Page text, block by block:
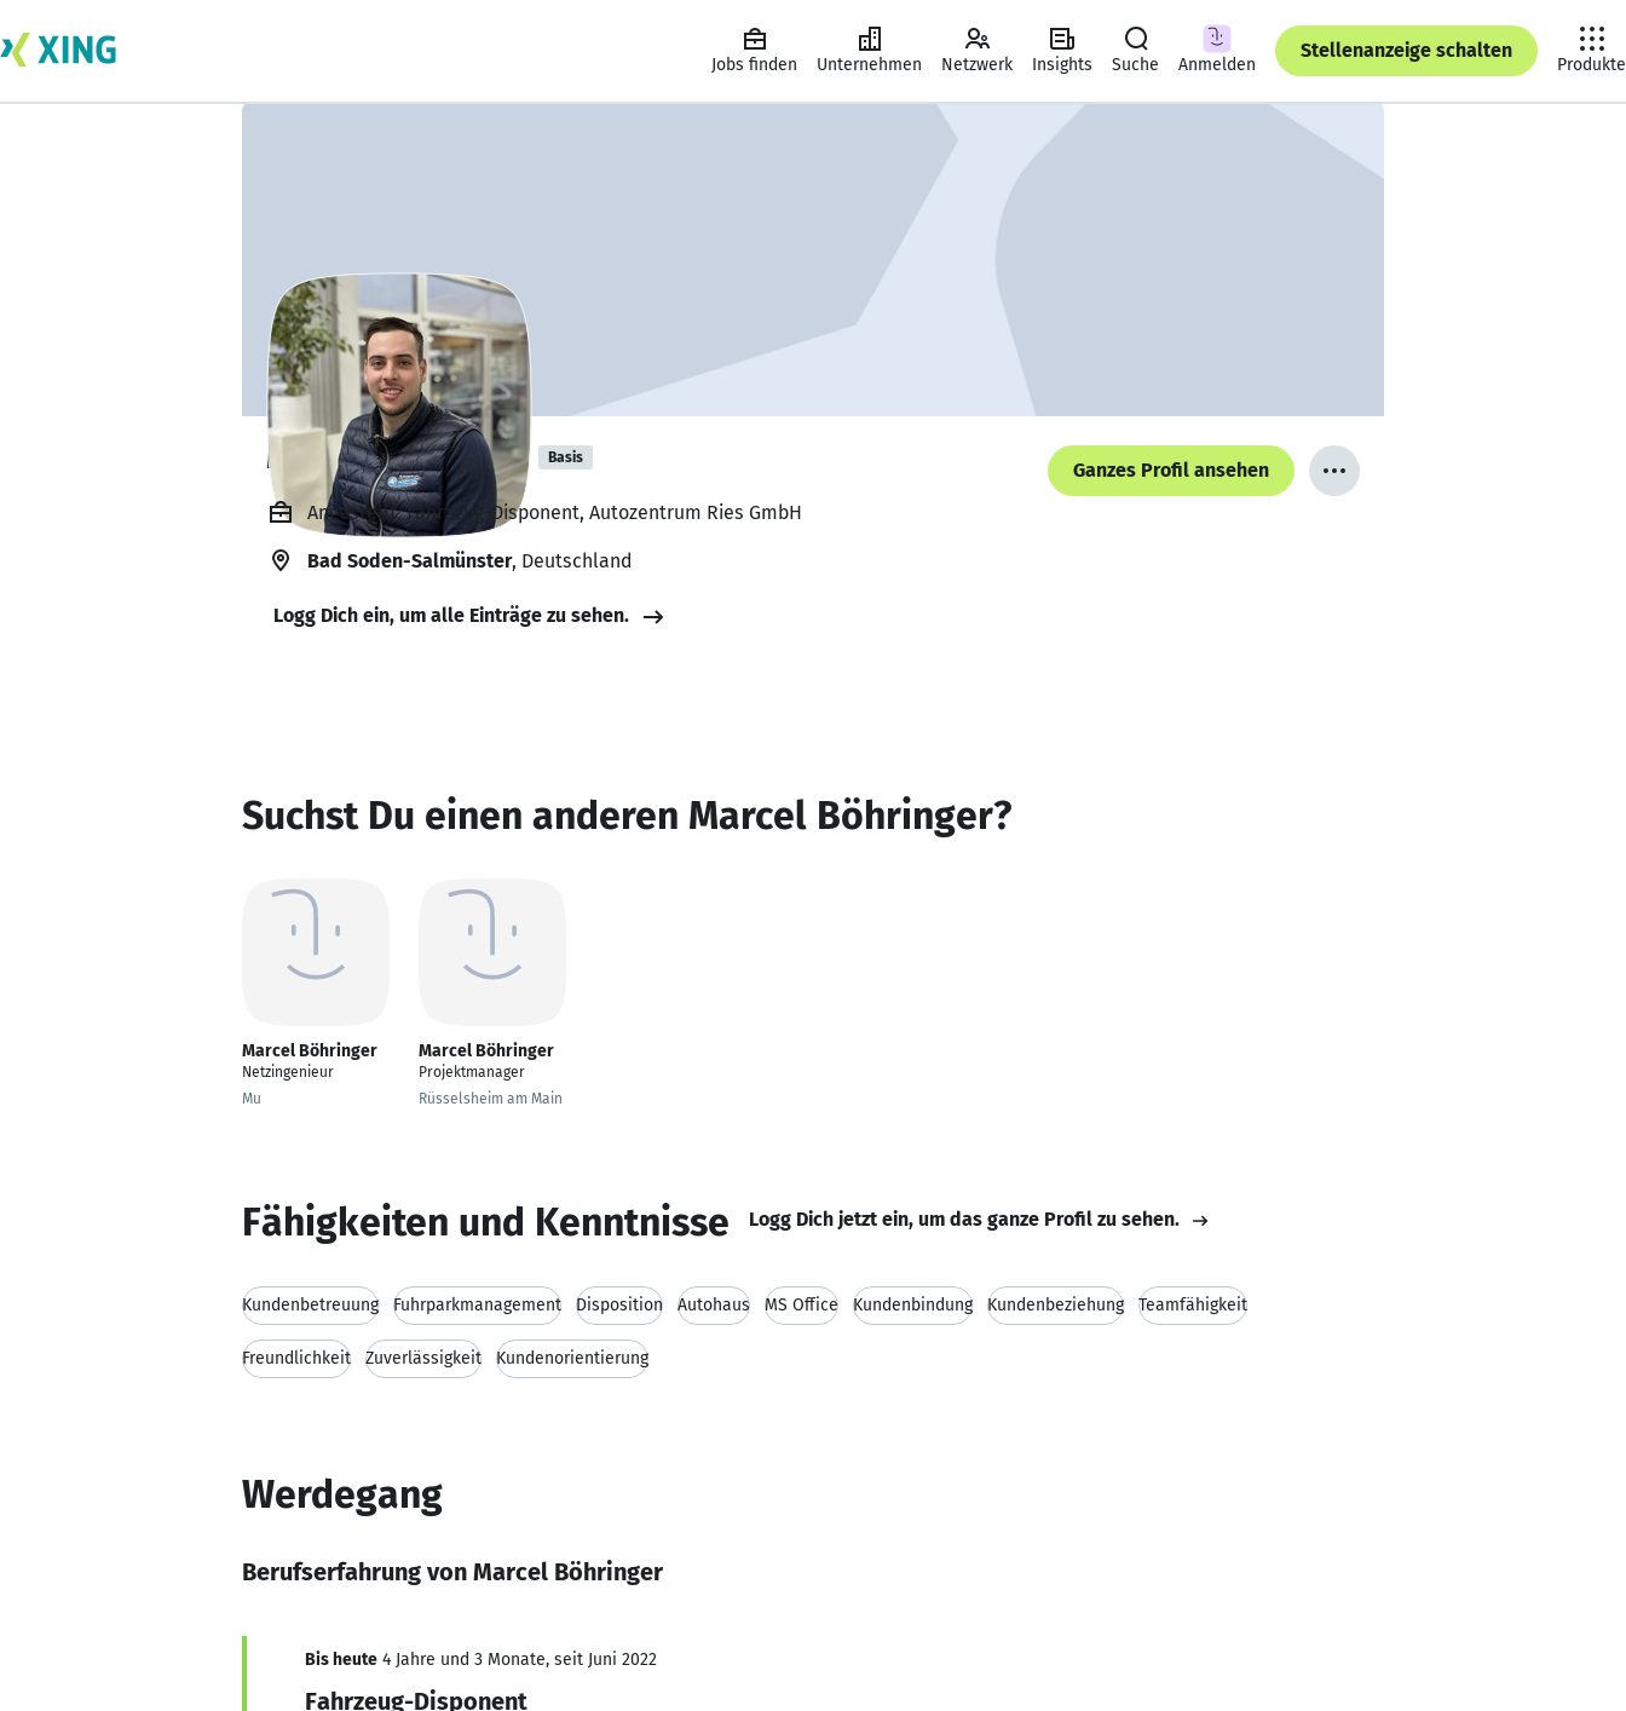
Jobs finden Unternehmen Netzwerk Insights Suche Anmelden
Stellenanzeige schalten
Produkte
Marcel Böhringer Basis
Ganzes Profil ansehen
Angestellt, Fahrzeug-Disponent, Autozentrum Ries GmbH
Bad Soden-Salmünster, Deutschland
Logg Dich ein, um alle Einträge zu sehen.
Suchst Du einen anderen Marcel Böhringer?
Marcel Böhringer
Netzingenieur
Mu
Marcel Böhringer
Projektmanager
Rüsselsheim am Main
Fähigkeiten und Kenntnisse Logg Dich jetzt ein, um das ganze Profil zu sehen.
Kundenbetreuung Fuhrparkmanagement Disposition Autohaus MS Office Kundenbindung Kundenbeziehung Teamfähigkeit
Freundlichkeit Zuverlässigkeit Kundenorientierung
Werdegang
Berufserfahrung von Marcel Böhringer
Bis heute 4 Jahre und 3 Monate, seit Juni 2022
Fahrzeug-Disponent